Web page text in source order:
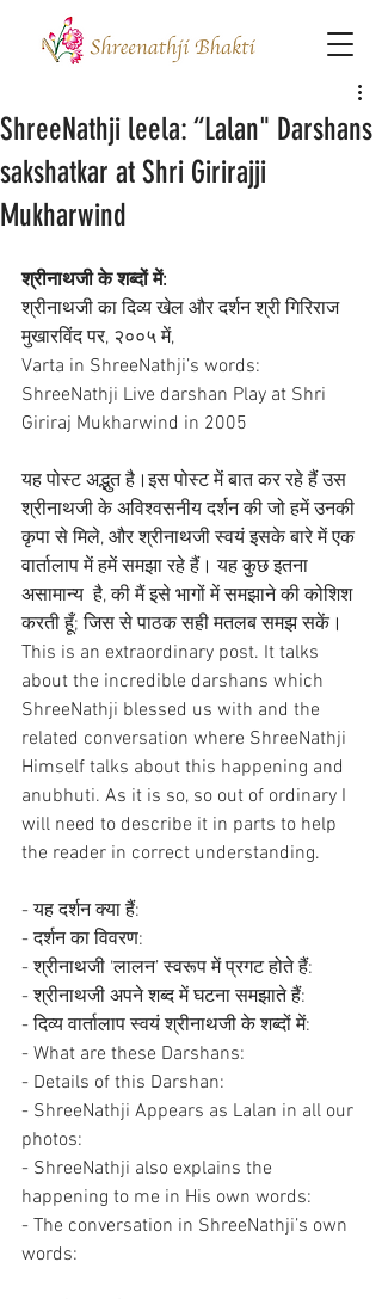
ShreeNathji leela: “Lalan" Darshans
sakshatkar at Shri Girirajji
Mukharwind
श्रीनाथजी के शब्दों में:
श्रीनाथजी का दिव्य खेल और दर्शन श्री गिरिराज
मुखारविंद पर, २००५ में,
Varta in ShreeNathji’s words:
ShreeNathji Live darshan Play at Shri
Giriraj Mukharwind in 2005
यह पोस्ट अद्भुत है।इस पोस्ट में बात कर रहे हैं उस
श्रीनाथजी के अविश्वसनीय दर्शन की जो हमें उनकी
कृपा से मिले, और श्रीनाथजी स्वयं इसके बारे में एक
वार्तालाप में हमें समझा रहे हैं। यह कुछ इतना
असामान्य  है, की मैं इसे भागों में समझाने की कोशिश
करती हूँ; जिस से पाठक सही मतलब समझ सकें।
This is an extraordinary post. It talks
about the incredible darshans which
ShreeNathji blessed us with and the
related conversation where ShreeNathji
Himself talks about this happening and
anubhuti. As it is so, so out of ordinary I
will need to describe it in parts to help
the reader in correct understanding.
- यह दर्शन क्या हैं:
- दर्शन का विवरण:
- श्रीनाथजी ‘लालन’ स्वरूप में प्रगट होते हैं:
- श्रीनाथजी अपने शब्द में घटना समझाते हैं:
- दिव्य वार्तालाप स्वयं श्रीनाथजी के शब्दों में:
- What are these Darshans:
- Details of this Darshan:
- ShreeNathji Appears as Lalan in all our
photos:
- ShreeNathji also explains the
happening to me in His own words:
- The conversation in ShreeNathji’s own
words: